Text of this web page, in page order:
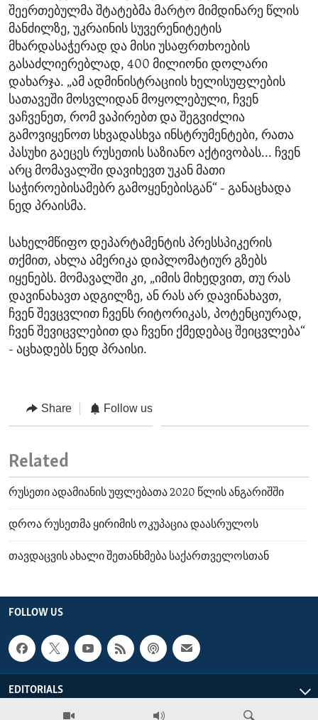
შეერთებულმა შტატებმა მარტო მიმდინარე წლის
მანძილზე, უკრაინის სუვერენიტეტის
მხარდასაჭერად და მისი უსაფრთხოების
გასაძლიერებლად, 400 მილიონი დოლარი
დახარჯა. „ამ ადმინისტრაციის ხელისუფლების
სათავეში მოსვლიდან მოყოლებული, ჩვენ
ვაჩვენეთ, რომ ვაპირებთ და შეგვიძლია
გამოვიყენოთ სხვადასხვა ინსტრუმენტები, რათა
პასუხი გაეცეს რუსეთის საზიანო აქტივობას... ჩვენ
არც მომავალში დავიხევთ უკან მათი
საჭიროებისამებრ გამოყენებისგან“ - განაცხადა
ნედ პრაისმა.
სახელმწიფო დეპარტამენტის პრესსპიკერის
თქმით, ახლა ამერიკა დიპლომატიურ გზებს
იყენებს. მომავალში კი, „იმის მიხედვით, თუ რას
დავინახავთ ადგილზე, ან რას არ დავინახავთ,
ჩვენ შევცვლით ჩვენს რიტორიკას, პოტენციურად,
ჩვენ შევიცვლებით და ჩვენი ქმედებაც შეიცვლება“
- აცხადებს ნედ პრაისი.
Share Follow us
Related
რუსეთი ადამიანის უფლებათა 2020 წლის ანგარიშში
დროა რუსეთმა ყირიმის ოკუპაცია დაასრულოს
თავდაცვის ახალი შეთანხმება საქართველოსთან
FOLLOW US
EDITORIALS